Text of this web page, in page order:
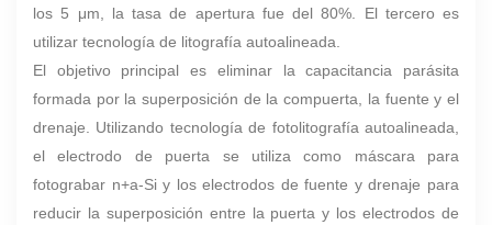
los 5 μm, la tasa de apertura fue del 80%. El tercero es
utilizar tecnología de litografía autoalineada.
El objetivo principal es eliminar la capacitancia parásita
formada por la superposición de la compuerta, la fuente y el
drenaje. Utilizando tecnología de fotolitografía autoalineada,
el electrodo de puerta se utiliza como máscara para
fotograbar n+a-Si y los electrodos de fuente y drenaje para
reducir la superposición entre la puerta y los electrodos de